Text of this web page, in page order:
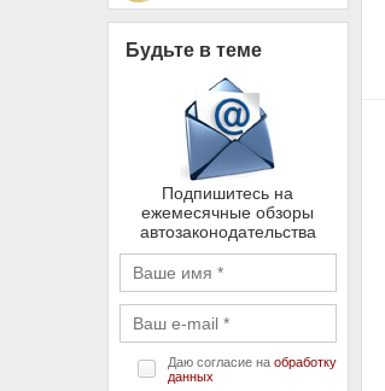
Будьте в теме
Подпишитесь на
ежемесячные обзоры
автозаконодательства
Даю согласие на обработку
данных